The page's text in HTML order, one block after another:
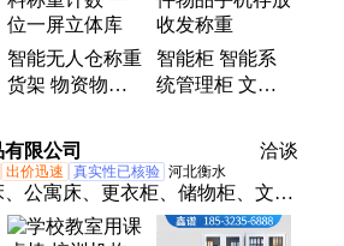
智能无人仓称重
货架 物资物料
一屏立体库
智能柜 智能系
统管理柜 文件
限公司 洽谈
出价迅速 真实性已核验 河北衡水
、公寓床、更衣柜、储物柜、文件